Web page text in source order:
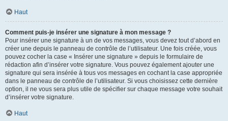
Haut
Comment puis-je insérer une signature à mon message ?
Pour insérer une signature à un de vos messages, vous devez tout d’abord en
créer une depuis le panneau de contrôle de l’utilisateur. Une fois créée, vous
pouvez cocher la case « Insérer une signature » depuis le formulaire de
rédaction afin d’insérer votre signature. Vous pouvez également ajouter une
signature qui sera insérée à tous vos messages en cochant la case appropriée
dans le panneau de contrôle de l’utilisateur. Si vous choisissez cette dernière
option, il ne vous sera plus utile de spécifier sur chaque message votre souhait
d’insérer votre signature.
Haut